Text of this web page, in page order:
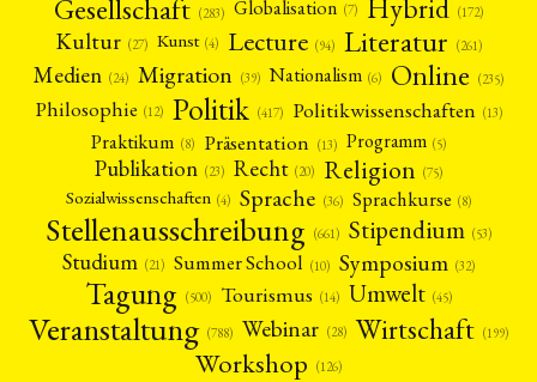
SPENDEN SIE JETZT!
ENGLISH
Gesellschaft (283) Globalisation (7) Hybrid (172)
Kultur (27) Kunst (4) Lecture (94) Literatur (261)
Medien (24) Migration (39) Nationalism (6) Online (235)
Philosophie (12) Politik (417) Politikwissenschaften (13)
Praktikum (8) Präsentation (13) Programm (5)
Publikation (23) Recht (20) Religion (75)
Sozialwissenschaften (4) Sprache (36) Sprachkurse (8)
Stellenausschreibung (661) Stipendium (53)
Studium (21) Summer School (10) Symposium (32)
Tagung (500) Tourismus (14) Umwelt (45)
Veranstaltung (788) Webinar (28) Wirtschaft (199)
Workshop (126)